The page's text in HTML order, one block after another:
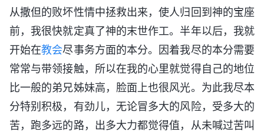
从撒但的败坏性情中拯救出来，使人归回到神的宝座
前，我很快就定真了神的末世作工。半年以后，我就
开始在教会尽事务方面的本分。因着我尽的本分需要
常常与带领接触，所以在我的心里就觉得自己的地位
比一般的弟兄姊妹高，脸面上也很风光。为此我尽本
分特别积极，有劲儿，无论冒多大的风险，受多大的
苦，跑多远的路，出多大力都觉得值，从未喊过苦叫